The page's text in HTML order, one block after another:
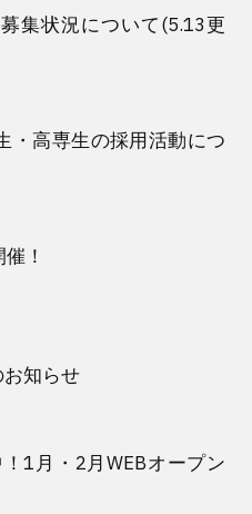
集状況について(5.13更
高専生の採用活動につ
！
知らせ
1月・2月WEBオープン